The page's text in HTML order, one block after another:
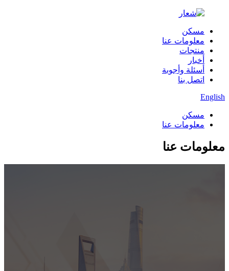
مسكن
معلومات عنا
منتجات
أخبار
أسئلة وأجوبة
اتصل بنا
English
مسكن
معلومات عنا
معلومات عنا